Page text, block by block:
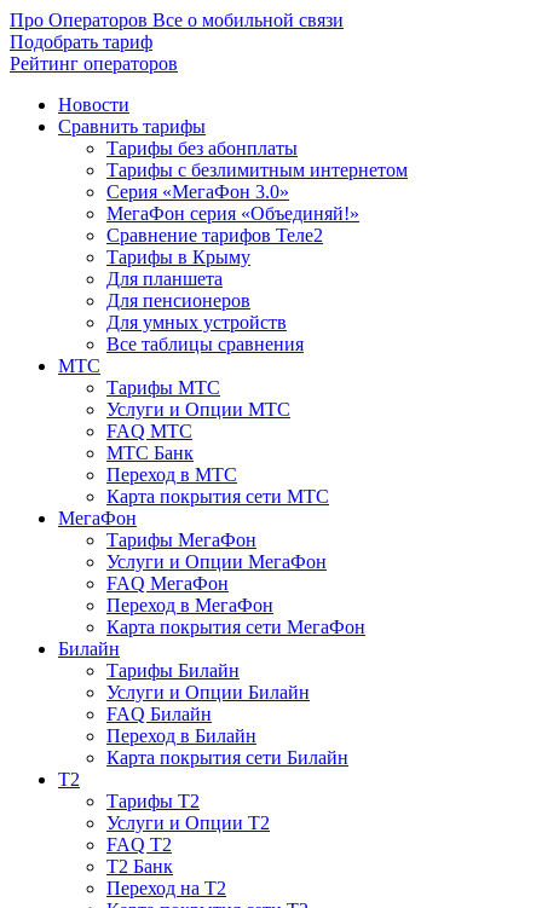
Про Операторов Все о мобильной связи
Подобрать тариф
Рейтинг операторов
Новости
Сравнить тарифы
Тарифы без абонплаты
Тарифы с безлимитным интернетом
Серия «МегаФон 3.0»
МегаФон серия «Объединяй!»
Сравнение тарифов Теле2
Тарифы в Крыму
Для планшета
Для пенсионеров
Для умных устройств
Все таблицы сравнения
МТС
Тарифы МТС
Услуги и Опции МТС
FAQ МТС
МТС Банк
Переход в МТС
Карта покрытия сети МТС
МегаФон
Тарифы МегаФон
Услуги и Опции МегаФон
FAQ МегаФон
Переход в МегаФон
Карта покрытия сети МегаФон
Билайн
Тарифы Билайн
Услуги и Опции Билайн
FAQ Билайн
Переход в Билайн
Карта покрытия сети Билайн
T2
Тарифы T2
Услуги и Опции T2
FAQ T2
T2 Банк
Переход на T2